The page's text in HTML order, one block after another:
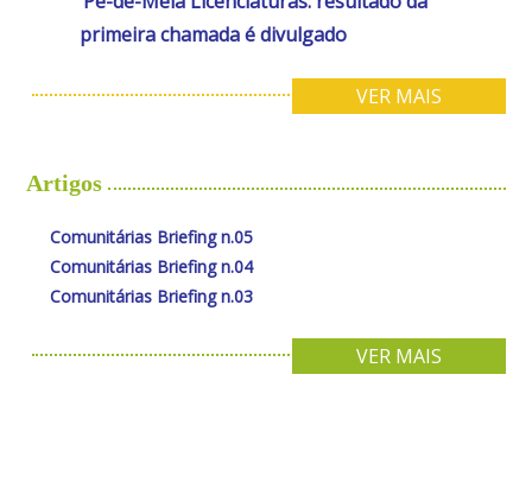
primeira chamada é divulgado
VER MAIS
Artigos
Comunitárias Briefing n.05
Comunitárias Briefing n.04
Comunitárias Briefing n.03
VER MAIS